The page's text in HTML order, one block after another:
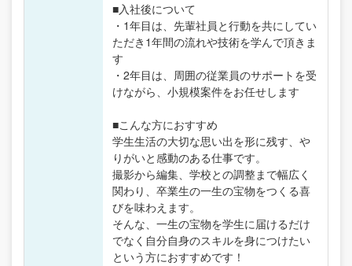
■入社後について
・1年目は、先輩社員と行動を共にしてい
ただき1年間の流れや技術を学んで頂きま
す
・2年目は、周囲の従業員のサポートを受
けながら、小規模案件をお任せします
■こんな方におすすめ
学生生活の大切な思い出を形に残す、や
りがいと感動のある仕事です。
撮影から編集、学校との調整まで幅広く
関わり、卒業生の一生の宝物をつくる喜
びを味わえます。
そんな、一生の宝物を学生に届けるだけ
でなく自分自身のスキルを身につけたい
という方におすすめです！